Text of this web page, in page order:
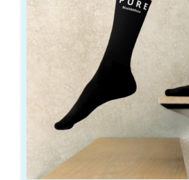
Le
opzioni
possono
prodotto